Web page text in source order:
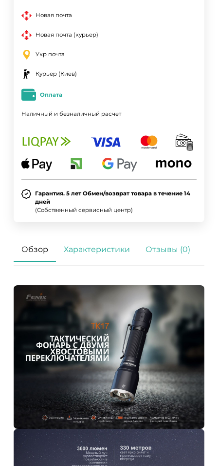
Новая почта
Новая почта (курьер)
Укр почта
Курьер (Киев)
Оплата
Наличный и безналичный расчет
Гарантия. 5 лет Обмен/возврат товара в течение 14
дней
(Собственный сервисный центр)
Обзор Характеристики Отзывы (0)